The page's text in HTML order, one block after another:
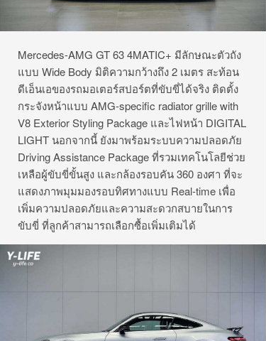
Mercedes-AMG GT 63 4MATIC+ มีลักษณะตัวถัง
แบบ Wide Body มิติความกว้างถึง 2 เมตร สะท้อน
ดีเอ็นเอของรถมอเตอร์สปอร์ตที่ขับขี่ได้จริง ติดตั้ง
กระจังหน้าแบบ AMG-specific radiator grille with
V8 Exterior Styling Package และไฟหน้า DIGITAL
LIGHT นอกจากนี้ ยังมาพร้อมระบบความปลอดภัย
Driving Assistance Package ที่รวมเทคโนโลยีช่วย
เหลือผู้ขับขี่ขั้นสูง และกล้องรอบคัน 360 องศา ที่จะ
แสดงภาพมุมมองรอบทิศทางแบบ Real-time เพื่อ
เพิ่มความปลอดภัยและความสะดวกสบายในการ
ขับขี่ ที่ลูกค้าสามารถเลือกซื้อเพิ่มเติมได้